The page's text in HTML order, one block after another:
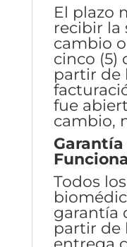
El plazo
recibir la
cambio
cinco (5)
partir de
fue
cambio,
Garantía
Todos
garantía
partir de